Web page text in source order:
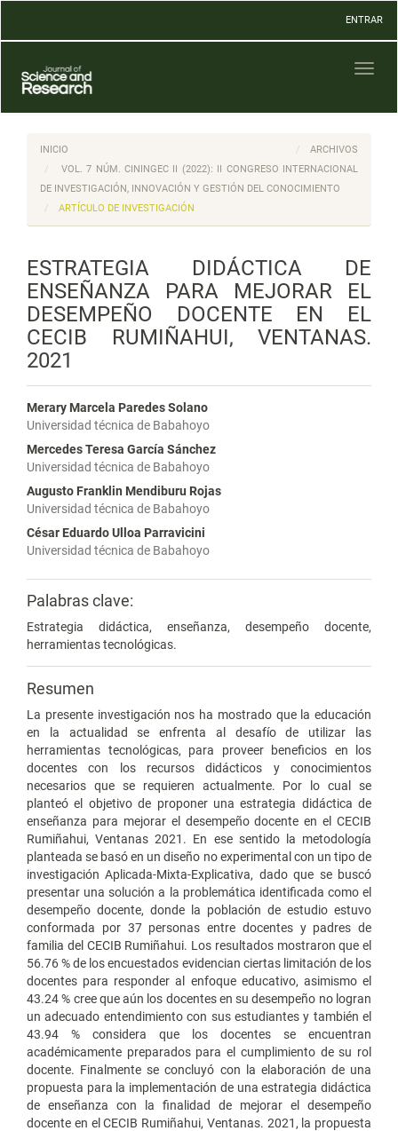
Contenido
Barra
lateral
ENTRAR
INICIO
ARCHIVOS
VOL. 7 NÚM. CININGEC II (2022): II CONGRESO INTERNACIONAL
DE INVESTIGACIÓN, INNOVACIÓN Y GESTIÓN DEL CONOCIMIENTO
ARTÍCULO DE INVESTIGACIÓN
ESTRATEGIA DIDÁCTICA DE
ENSEÑANZA PARA MEJORAR EL
DESEMPEÑO DOCENTE EN EL
CECIB RUMIÑAHUI, VENTANAS.
2021
Merary Marcela Paredes Solano
Universidad técnica de Babahoyo
Mercedes Teresa García Sánchez
Universidad técnica de Babahoyo
Augusto Franklin Mendiburu Rojas
Universidad técnica de Babahoyo
César Eduardo Ulloa Parravicini
Universidad técnica de Babahoyo
Palabras clave:
Estrategia didáctica, enseñanza, desempeño docente,
herramientas tecnológicas.
Resumen
La presente investigación nos ha mostrado que la educación
en la actualidad se enfrenta al desafío de utilizar las
herramientas tecnológicas, para proveer beneficios en los
docentes con los recursos didácticos y conocimientos
necesarios que se requieren actualmente. Por lo cual se
planteó el objetivo de proponer una estrategia didáctica de
enseñanza para mejorar el desempeño docente en el CECIB
Rumiñahui, Ventanas 2021. En ese sentido la metodología
planteada se basó en un diseño no experimental con un tipo de
investigación Aplicada-Mixta-Explicativa, dado que se buscó
presentar una solución a la problemática identificada como el
desempeño docente, donde la población de estudio estuvo
conformada por 37 personas entre docentes y padres de
familia del CECIB Rumiñahui. Los resultados mostraron que el
56.76 % de los encuestados evidencian ciertas limitación de los
docentes para responder al enfoque educativo, asimismo el
43.24 % cree que aún los docentes en su desempeño no logran
un adecuado entendimiento con sus estudiantes y también el
43.94 % considera que los docentes se encuentran
académicamente preparados para el cumplimiento de su rol
docente. Finalmente se concluyó con la elaboración de una
propuesta para la implementación de una estrategia didáctica
de enseñanza con la finalidad de mejorar el desempeño
docente en el CECIB Rumiñahui, Ventanas. 2021, la propuesta